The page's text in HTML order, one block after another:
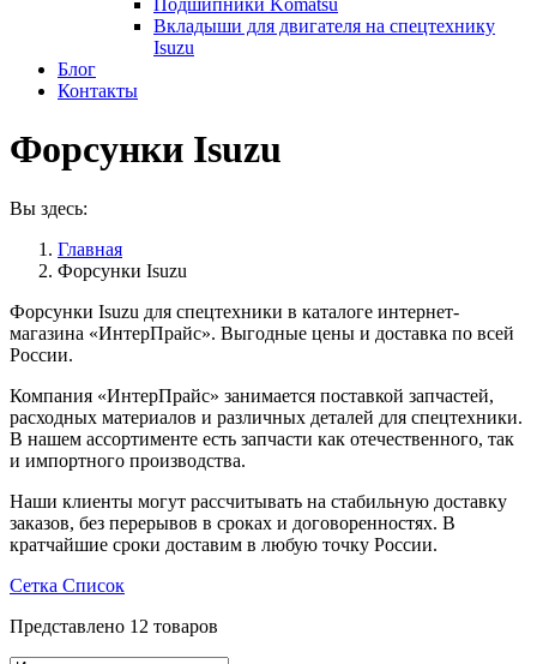
Подшипники Komatsu
Вкладыши для двигателя на спецтехнику
Isuzu
Блог
Контакты
Форсунки Isuzu
Вы здесь:
Главная
Форсунки Isuzu
Форсунки Isuzu для спецтехники в каталоге интернет-
магазина «ИнтерПрайс». Выгодные цены и доставка по всей
России.
Компания «ИнтерПрайс» занимается поставкой запчастей,
расходных материалов и различных деталей для спецтехники.
В нашем ассортименте есть запчасти как отечественного, так
и импортного производства.
Наши клиенты могут рассчитывать на стабильную доставку
заказов, без перерывов в сроках и договоренностях. В
кратчайшие сроки доставим в любую точку России.
Сетка Список
Представлено 12 товаров